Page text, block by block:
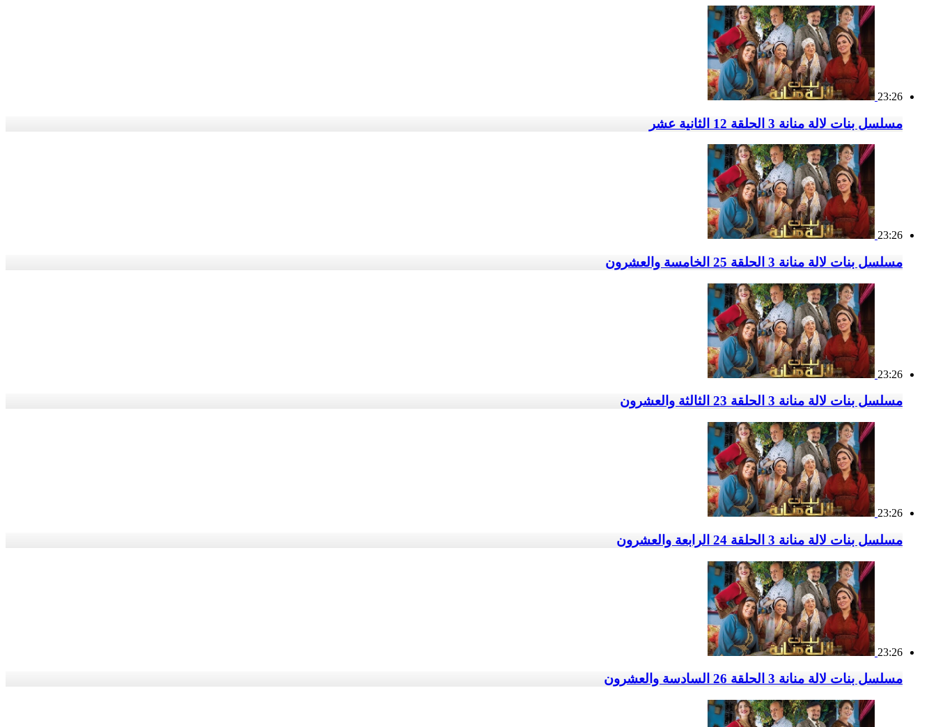
23:26
مسلسل بنات لالة منانة 3 الحلقة 12 الثانية عشر
23:26
مسلسل بنات لالة منانة 3 الحلقة 25 الخامسة والعشرون
23:26
مسلسل بنات لالة منانة 3 الحلقة 23 الثالثة والعشرون
23:26
مسلسل بنات لالة منانة 3 الحلقة 24 الرابعة والعشرون
23:26
مسلسل بنات لالة منانة 3 الحلقة 26 السادسة والعشرون